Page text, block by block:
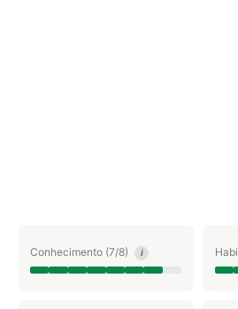
Conhecimento (7/8) i